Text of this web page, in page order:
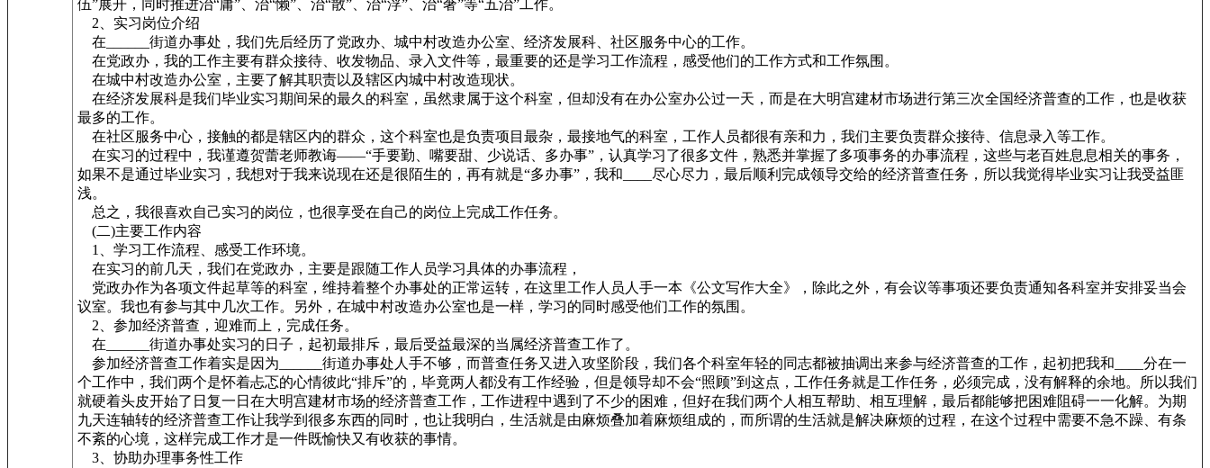
伍”展开，同时推进治“庸”、治“懒”、治“散”、治“浮”、治“奢”等“五治”工作。
2、实习岗位介绍
在______街道办事处，我们先后经历了党政办、城中村改造办公室、经济发展科、社区服务中心的工作。
在党政办，我的工作主要有群众接待、收发物品、录入文件等，最重要的还是学习工作流程，感受他们的工作方式和工作氛围。
在城中村改造办公室，主要了解其职责以及辖区内城中村改造现状。
在经济发展科是我们毕业实习期间呆的最久的科室，虽然隶属于这个科室，但却没有在办公室办公过一天，而是在大明宫建材市场进行第三次全国经济普查的工作，也是收获
最多的工作。
在社区服务中心，接触的都是辖区内的群众，这个科室也是负责项目最杂，最接地气的科室，工作人员都很有亲和力，我们主要负责群众接待、信息录入等工作。
在实习的过程中，我谨遵贺蕾老师教诲——“手要勤、嘴要甜、少说话、多办事”，认真学习了很多文件，熟悉并掌握了多项事务的办事流程，这些与老百姓息息相关的事务，
如果不是通过毕业实习，我想对于我来说现在还是很陌生的，再有就是“多办事”，我和____尽心尽力，最后顺利完成领导交给的经济普查任务，所以我觉得毕业实习让我受益匪
浅。
总之，我很喜欢自己实习的岗位，也很享受在自己的岗位上完成工作任务。
(二)主要工作内容
1、学习工作流程、感受工作环境。
在实习的前几天，我们在党政办，主要是跟随工作人员学习具体的办事流程，
党政办作为各项文件起草等的科室，维持着整个办事处的正常运转，在这里工作人员人手一本《公文写作大全》，除此之外，有会议等事项还要负责通知各科室并安排妥当会
议室。我也有参与其中几次工作。另外，在城中村改造办公室也是一样，学习的同时感受他们工作的氛围。
2、参加经济普查，迎难而上，完成任务。
在______街道办事处实习的日子，起初最排斥，最后受益最深的当属经济普查工作了。
参加经济普查工作着实是因为______街道办事处人手不够，而普查任务又进入攻坚阶段，我们各个科室年轻的同志都被抽调出来参与经济普查的工作，起初把我和____分在一
个工作中，我们两个是怀着忐忑的心情彼此“排斥”的，毕竟两人都没有工作经验，但是领导却不会“照顾”到这点，工作任务就是工作任务，必须完成，没有解释的余地。所以我们
就硬着头皮开始了日复一日在大明宫建材市场的经济普查工作，工作进程中遇到了不少的困难，但好在我们两个人相互帮助、相互理解，最后都能够把困难阻碍一一化解。为期
九天连轴转的经济普查工作让我学到很多东西的同时，也让我明白，生活就是由麻烦叠加着麻烦组成的，而所谓的生活就是解决麻烦的过程，在这个过程中需要不急不躁、有条
不紊的心境，这样完成工作才是一件既愉快又有收获的事情。
3、协助办理事务性工作